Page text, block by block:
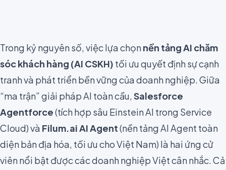
Trong kỷ nguyên số, việc lựa chọnnền tảng AI chăm
sóc khách hàng (AI CSKH) tối ưu quyết định sự cạnh
tranh và phát triển bền vững của doanh nghiệp. Giữa
“ma trận” giải pháp AI toàn cầu,Salesforce
Agentforce(tích hợp sâu Einstein AI trong Service
Cloud) và Filum.ai AI Agent(nền tảng AI Agent toàn
diện bản địa hóa, tối ưu cho Việt Nam) là hai ứng cử
viên nổi bật được các doanh nghiệp Việt cân nhắc. Cả